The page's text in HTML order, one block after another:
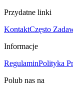
Przydatne linki
KontaktCzęsto
Informacje
RegulaminPolityka
Polub nas na